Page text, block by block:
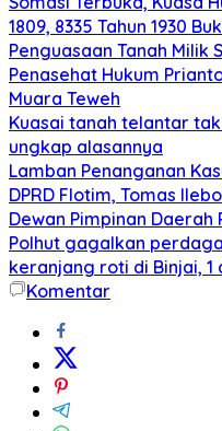
1809, 8335 Tahun 1930
Penguasaan Tanah Milik
Penasehat Hukum
Muara Teweh
Kuasai tanah telantar
ungkap alasannya
Lamban Penanganan
DPRD Flotim, Tomas
Dewan Pimpinan Daerah
Polhut gagalkan
keranjang roti di Binjai, 1
Komentar